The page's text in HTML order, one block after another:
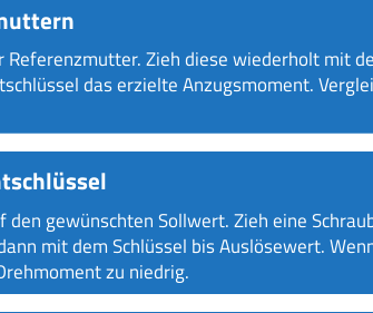
Zieh diese wiederholt mit
das erzielte Anzugsmoment.
gewünschten Sollwert. Zieh eine
mit dem Schlüssel bis Auslösewert.
zu niedrig.